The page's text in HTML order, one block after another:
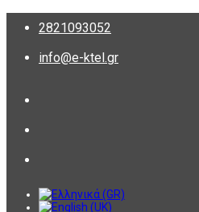
2821093052
info@e-ktel.gr